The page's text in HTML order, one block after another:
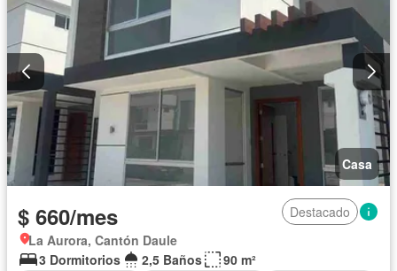
Casa
$ 660/mes
Destacado
La Aurora, Cantón Daule
3 Dormitorios
2,5 Baños
90 m²